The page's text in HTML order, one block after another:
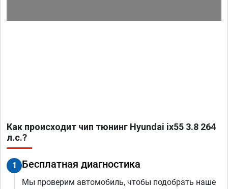
Как происходит чип тюнинг Hyundai ix55 3.8 264
л.с.?
1 Бесплатная диагностика
Мы проверим автомобиль, чтобы подобрать наше